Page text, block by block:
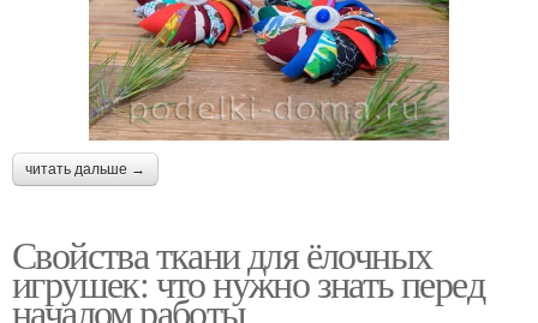
читать дальше →
Свойства ткани для ёлочных
игрушек: что нужно знать перед
началом работы